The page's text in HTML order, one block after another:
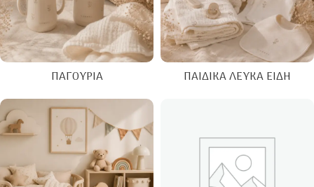
ΠΑΓΟΎΡΙΑ ΠΑΙΔΙΚΆ ΛΕΥΚΆ ΕΊΔΗ